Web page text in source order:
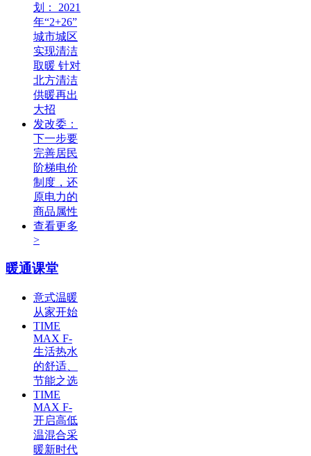
划： 2021
年“2+26”
城市城区
实现清洁
取暖 针对
北方清洁
供暖再出
大招
发改委：
下一步要
完善居民
阶梯电价
制度，还
原电力的
商品属性
查看更多
>
暖通课堂
意式温暖
从家开始
TIME
MAX F-
生活热水
的舒适、
节能之选
TIME
MAX F-
开启高低
温混合采
暖新时代